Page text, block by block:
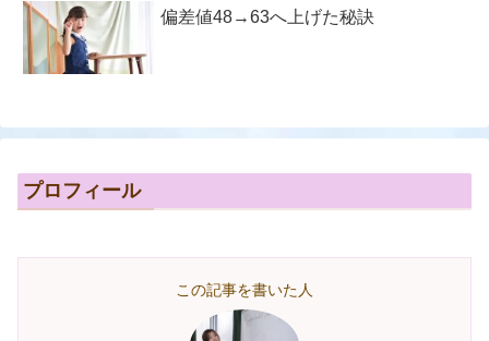
偏差値48→63へ上げた秘訣
プロフィール
この記事を書いた人